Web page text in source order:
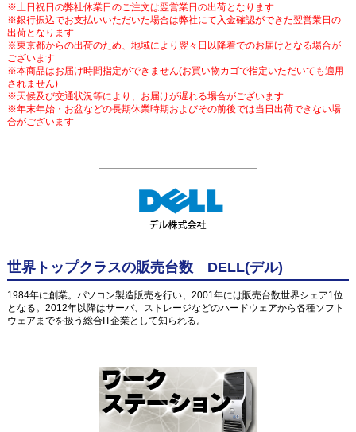
※土日祝日の弊社休業日のご注文は翌営業日の出荷となります
※銀行振込でお支払いいただいた場合は弊社にて入金確認ができた翌営業日の
出荷となります
※東京都からの出荷のため、地域により翌々日以降着でのお届けとなる場合が
ございます
※本商品はお届け時間指定ができません(お買い物カゴで指定いただいても適用
されません)
※天候及び交通状況等により、お届けが遅れる場合がございます
※年末年始・お盆などの長期休業時期およびその前後では当日出荷できない場
合がございます
世界トップクラスの販売台数 DELL(デル)
1984年に創業。パソコン製造販売を行い、2001年には販売台数世界シェア1位
となる。2012年以降はサーバ、ストレージなどのハードウェアから各種ソフト
ウェアまでを扱う総合IT企業として知られる。